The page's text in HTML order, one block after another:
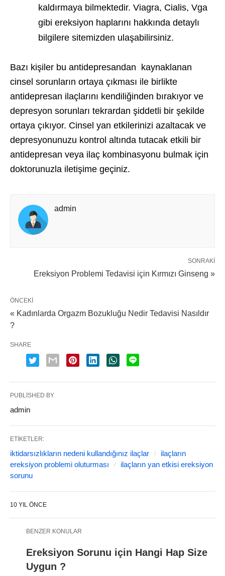
kaldırmaya bilmektedir. Viagra, Cialis, Vga
gibi ereksiyon haplarını hakkında detaylı
bilgilere sitemizden ulaşabilirsiniz.
Bazı kişiler bu antidepresandan kaynaklanan
cinsel sorunların ortaya çıkması ile birlikte
antidepresan ilaçlarını kendiliğinden bırakıyor ve
depresyon sorunları tekrardan şiddetli bir şekilde
ortaya çıkıyor. Cinsel yan etkilerinizi azaltacak ve
depresyonunuzu kontrol altında tutacak etkili bir
antidepresan veya ilaç kombinasyonu bulmak için
doktorunuzla iletişime geçiniz.
admin
SONRAKI
Ereksiyon Problemi Tedavisi için Kırmızı Ginseng »
ÖNCEKI
« Kadınlarda Orgazm Bozukluğu Nedir Tedavisi Nasıldır
?
SHARE
PUBLISHED BY
admin
ETIKETLER:
iktidarsızlıkların nedeni kullandığınız ilaçlar
ilaçların
ereksiyon problemi oluturması
ilaçların yan etkisi ereksiyon
sorunu
10 YIL ÖNCE
BENZER KONULAR
Ereksiyon Sorunu için Hangi Hap Size
Uygun ?